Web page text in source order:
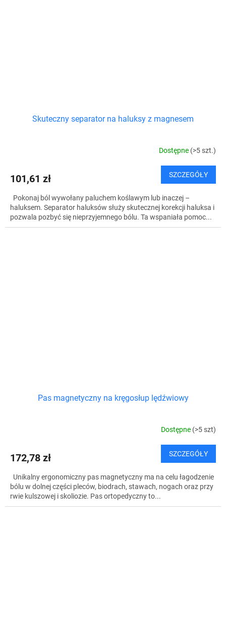
Skuteczny separator na haluksy z magnesem
Dostępne (>5 szt.)
101,61 zł SZCZEGÓŁY
Pokonaj ból wywołany paluchem koślawym lub inaczej –
haluksem. Separator haluksów służy skutecznej korekcji haluksa i
pozwala pozbyć się nieprzyjemnego bólu. Ta wspaniała pomoc...
Pas magnetyczny na kręgosłup lędźwiowy
Dostępne (>5 szt)
172,78 zł SZCZEGÓŁY
Unikalny ergonomiczny pas magnetyczny ma na celu łagodzenie
bólu w dolnej części pleców, biodrach, stawach, nogach oraz przy
rwie kulszowej i skoliozie. Pas ortopedyczny to...